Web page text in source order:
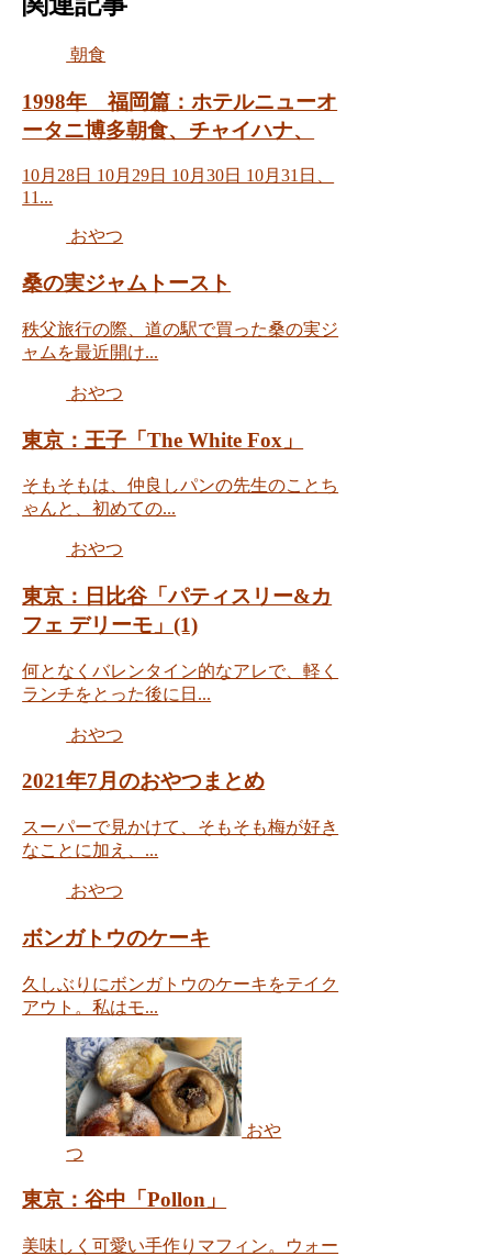
朝食
1998年 福岡篇：ホテルニューオ
ータニ博多朝食、チャイハナ、
10月28日 10月29日 10月30日 10月31日、
11...
おやつ
桑の実ジャムトースト
秩父旅行の際、道の駅で買った桑の実ジ
ャムを最近開け...
おやつ
東京：王子「The White Fox」
そもそもは、仲良しパンの先生のことち
ゃんと、初めての...
おやつ
東京：日比谷「パティスリー&カ
フェ デリーモ」(1)
何となくバレンタイン的なアレで、軽く
ランチをとった後に日...
おやつ
2021年7月のおやつまとめ
スーパーで見かけて、そもそも梅が好き
なことに加え、...
おやつ
ボンガトウのケーキ
久しぶりにボンガトウのケーキをテイク
アウト。私はモ...
おや
つ
東京：谷中「Pollon」
美味しく可愛い手作りマフィン。ウォー